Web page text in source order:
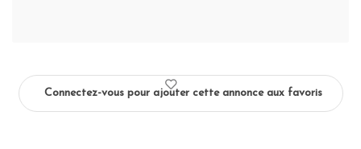
Connectez-vous pour ajouter cette annonce aux favoris